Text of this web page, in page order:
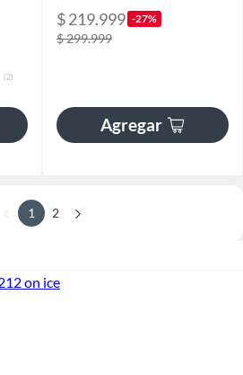
(2)
$ 219.999 -27%
$ 299.999
Agregar
1 2
on ice